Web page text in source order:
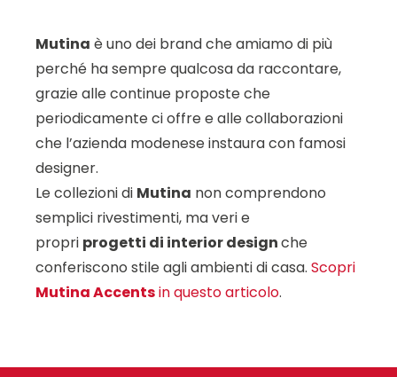
Mutina è uno dei brand che amiamo di più
perché ha sempre qualcosa da raccontare,
grazie alle continue proposte che
periodicamente ci offre e alle collaborazioni
che l’azienda modenese instaura con famosi
designer.
Le collezioni di Mutina non comprendono
semplici rivestimenti, ma veri e
propri progetti di interior designche
conferiscono stile agli ambienti di casa. Scopri
Mutina Accentsin questo articolo.